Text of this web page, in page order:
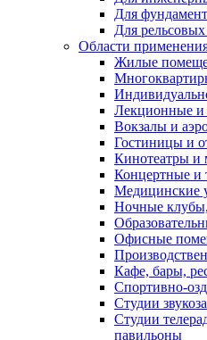
Для
Для
Области
Жилые
Лекционные и
Вокзалы и
Гостиницы и
Кинотеатры и
Концертные и
Медицинские
Ночные клубы,
Офисные
Кафе, бары,
Спортивно-
Студии
Студии
павильоны